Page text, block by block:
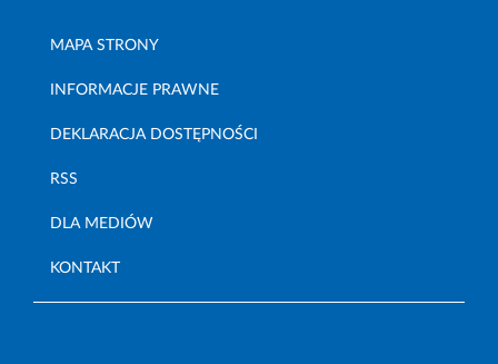
MAPA STRONY
INFORMACJE PRAWNE
DEKLARACJA DOSTĘPNOŚCI
RSS
DLA MEDIÓW
KONTAKT